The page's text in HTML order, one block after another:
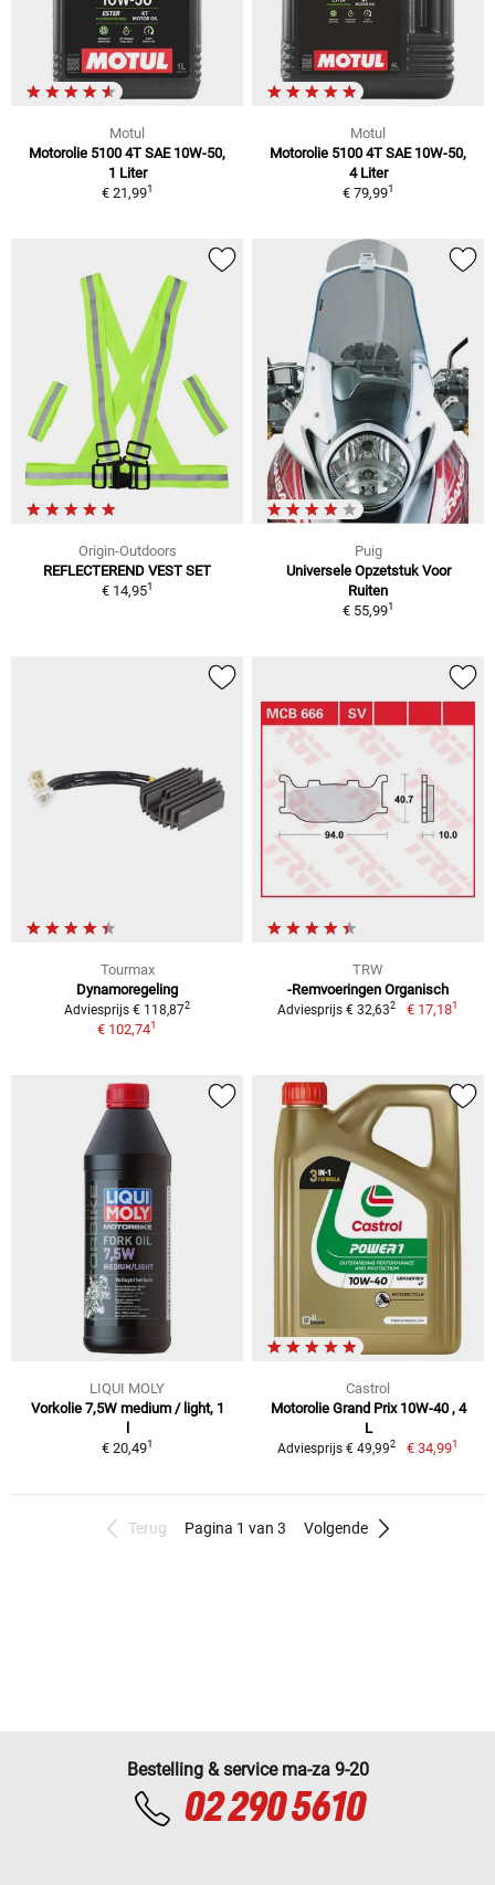
Motul
Motorolie 5100 4T SAE 10W-50,
1 Liter
€ 21,991
Motul
Motorolie 5100 4T SAE 10W-50,
4 Liter
€ 79,991
Origin-Outdoors
REFLECTEREND VEST SET
€ 14,951
Puig
Universele Opzetstuk Voor
Ruiten
€ 55,991
Tourmax
Dynamoregeling
Adviesprijs € 118,872
€ 102,741
TRW
-Remvoeringen Organisch
Adviesprijs € 32,632 € 17,181
LIQUI MOLY
Vorkolie 7,5W medium / light, 1
l
€ 20,491
Castrol
Motorolie Grand Prix 10W-40 , 4
L
Adviesprijs € 49,992 € 34,991
Terug Pagina 1 van 3 Volgende
Bestelling & service ma-za 9-20
02 290 5610